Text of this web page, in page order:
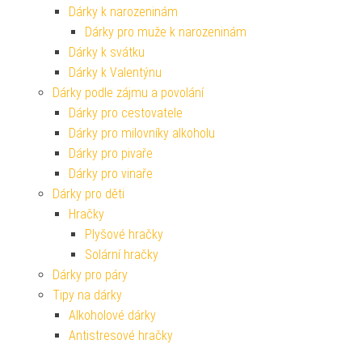
Dárky k narozeninám
Dárky pro muže k narozeninám
Dárky k svátku
Dárky k Valentýnu
Dárky podle zájmu a povolání
Dárky pro cestovatele
Dárky pro milovníky alkoholu
Dárky pro pivaře
Dárky pro vinaře
Dárky pro děti
Hračky
Plyšové hračky
Solární hračky
Dárky pro páry
Tipy na dárky
Alkoholové dárky
Antistresové hračky